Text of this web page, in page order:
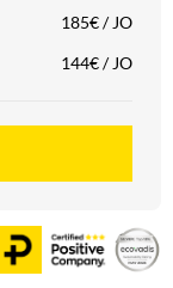
185€ / JO
144€ / JO